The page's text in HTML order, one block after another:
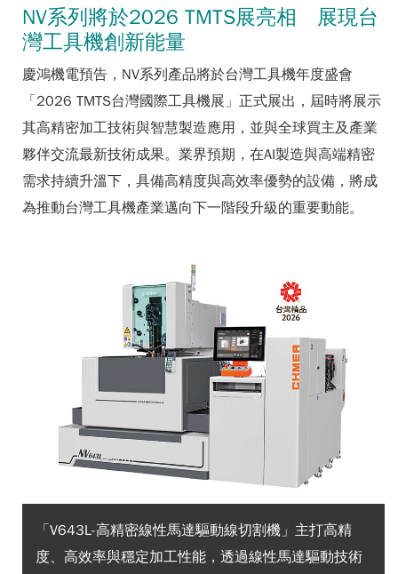
NV系列將於2026 TMTS展亮相 展現台
灣工具機創新能量
慶鴻機電預告，NV系列產品將於台灣工具機年度盛會
「2026 TMTS台灣國際工具機展」正式展出，屆時將展示
其高精密加工技術與智慧製造應用，並與全球買主及產業
夥伴交流最新技術成果。業界預期，在AI製造與高端精密
需求持續升溫下，具備高精度與高效率優勢的設備，將成
為推動台灣工具機產業邁向下一階段升級的重要動能。
「V643L-高精密線性馬達驅動線切割機」主打高精
度、高效率與穩定加工性能，透過線性馬達驅動技術